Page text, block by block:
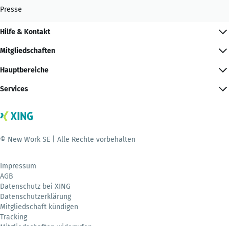
Presse
Hilfe & Kontakt
Mitgliedschaften
Hauptbereiche
Services
© New Work SE | Alle Rechte vorbehalten
Impressum
AGB
Datenschutz bei XING
Datenschutzerklärung
Mitgliedschaft kündigen
Tracking